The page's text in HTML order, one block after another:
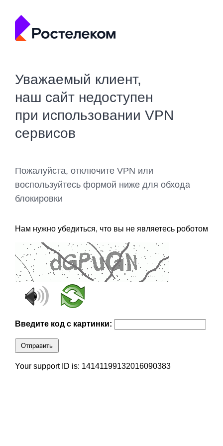
Уважаемый клиент,
наш сайт недоступен
при использовании VPN
сервисов
Пожалуйста, отключите VPN или
воспользуйтесь формой ниже для обхода
блокировки
Нам нужно убедиться, что вы не являетесь роботом
Введите код с картинки:
Отправить
Your support ID is: 14141199132016090383